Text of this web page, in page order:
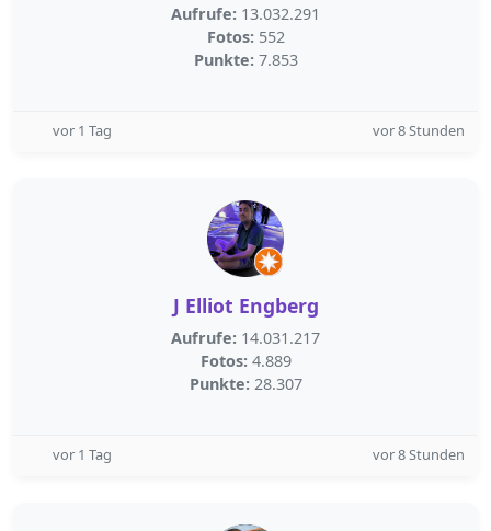
Aufrufe: 13.032.291
Fotos: 552
Punkte: 7.853
vor 1 Tag vor 8 Stunden
J Elliot Engberg
Aufrufe: 14.031.217
Fotos: 4.889
Punkte: 28.307
vor 1 Tag vor 8 Stunden